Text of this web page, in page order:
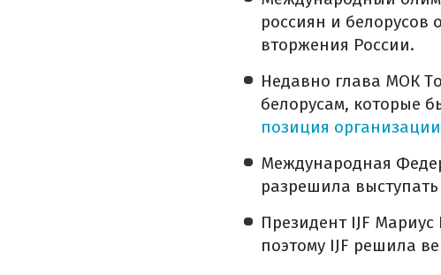
россиян и
вторжения России.
Недавно глава МОК
белорусам, которые
позиция
Международная
разрешила выступать
Президент IJF
поэтому IJF решила